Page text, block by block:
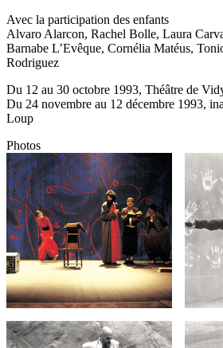
Avec la participation des enfants
Alvaro Alarcon, Rachel Bolle, Laura
Barnabe L’Evêque, Cornélia Matéus,
Rodriguez
Du 12 au 30 octobre 1993, Théâtre de
Du 24 novembre au 12 décembre 1993,
Loup
Photos